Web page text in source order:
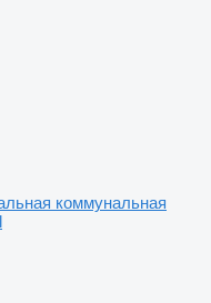
коммунальная